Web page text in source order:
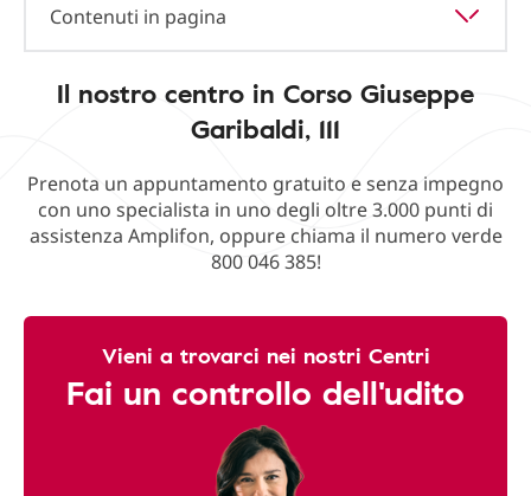
Contenuti in pagina
Il nostro centro in Corso Giuseppe
Garibaldi, 111
Prenota un appuntamento gratuito e senza impegno
con uno specialista in uno degli oltre 3.000 punti di
assistenza Amplifon, oppure chiama il numero verde
800 046 385!
Vieni a trovarci nei nostri Centri
Fai un controllo dell'udito